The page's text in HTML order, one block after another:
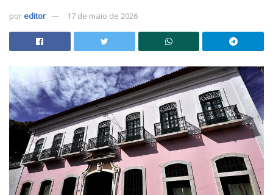
por editor 17 de maio de 2026